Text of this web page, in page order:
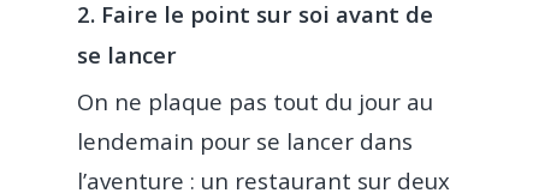
2. Faire le point sur soi avant de
se lancer
On ne plaque pas tout du jour au
lendemain pour se lancer dans
l’aventure : un restaurant sur deux